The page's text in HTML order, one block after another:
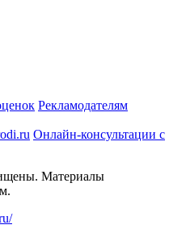
Рекламодателям
Онлайн-консультации с
Материалы